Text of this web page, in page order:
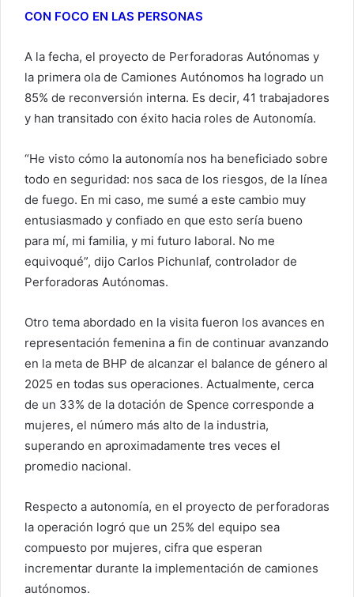
CON FOCO EN LAS PERSONAS
A la fecha, el proyecto de Perforadoras Autónomas y
la primera ola de Camiones Autónomos ha logrado un
85% de reconversión interna. Es decir, 41 trabajadores
y han transitado con éxito hacia roles de Autonomía.
“He visto cómo la autonomía nos ha beneficiado sobre
todo en seguridad: nos saca de los riesgos, de la línea
de fuego. En mi caso, me sumé a este cambio muy
entusiasmado y confiado en que esto sería bueno
para mí, mi familia, y mi futuro laboral. No me
equivoqué”, dijo Carlos Pichunlaf, controlador de
Perforadoras Autónomas.
Otro tema abordado en la visita fueron los avances en
representación femenina a fin de continuar avanzando
en la meta de BHP de alcanzar el balance de género al
2025 en todas sus operaciones. Actualmente, cerca
de un 33% de la dotación de Spence corresponde a
mujeres, el número más alto de la industria,
superando en aproximadamente tres veces el
promedio nacional.
Respecto a autonomía, en el proyecto de perforadoras
la operación logró que un 25% del equipo sea
compuesto por mujeres, cifra que esperan
incrementar durante la implementación de camiones
autónomos.